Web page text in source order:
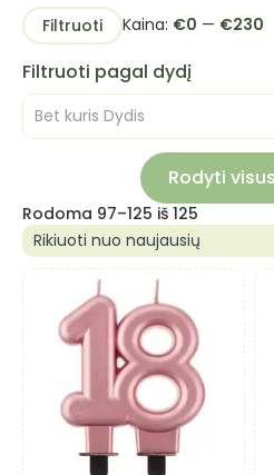
Min
kaina
Maks
kainaFiltruoti Kaina: €0 — €230
Filtruoti pagal dydį
Bet kuris Dydis
Rodyti
Rodoma 97–125 iš 125
pagal
naujausią